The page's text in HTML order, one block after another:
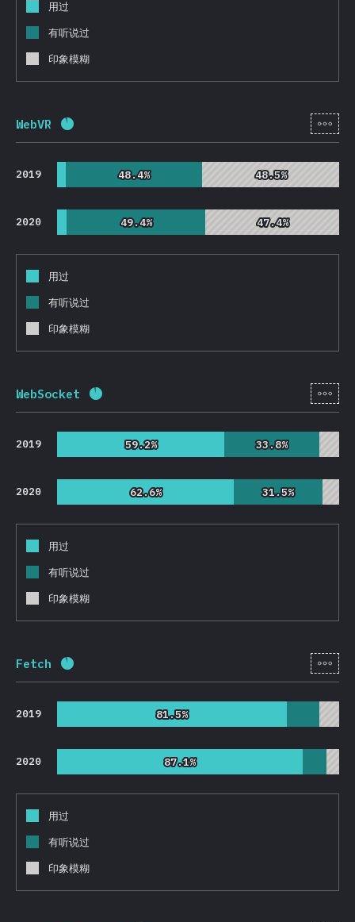
用过
有听说过
印象模糊
WebVR 完成率: [zh-
2019 48.4%
48.4% 48.5%
48.5%
2020 49.4%
49.4% 47.4%
47.4%
用过
有听说过
印象模糊
WebSocket 完成率: [zh-
2019 59.2%
59.2% 33.8%
33.8%
2020 62.6%
62.6% 31.5%
31.5%
用过
有听说过
印象模糊
Fetch 完成率: [zh-
2019 81.5%
81.5%
2020 87.1%
87.1%
用过
有听说过
印象模糊